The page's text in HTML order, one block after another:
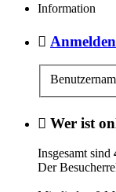
Information
Anmelden
Wer ist
Insgesamt sind
Der